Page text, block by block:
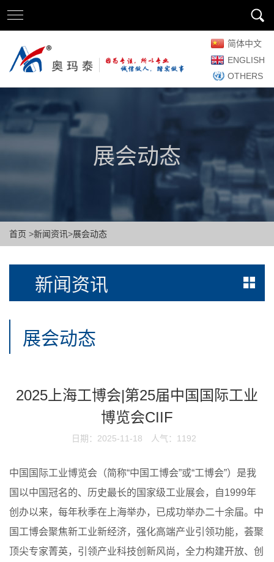
简体中文
ENGLISH
OTHERS
展会动态
首页 >新闻资讯>展会动态
新闻资讯
展会动态
2025上海工博会|第25届中国国际工业
博览会CIIF
日期：2025-11-18 人气：1192
中国国际工业博览会（简称“中国工博会”或“工博会”）是我
国以中国冠名的、历史最长的国家级工业展会，自1999年
创办以来，每年秋季在上海举办，已成功举办二十余届。中
国工博会聚焦新工业新经济，强化高端产业引领功能，荟聚
顶尖专家菁英，引领产业科技创新风尚，全力构建开放、创